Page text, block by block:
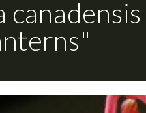
canadensis